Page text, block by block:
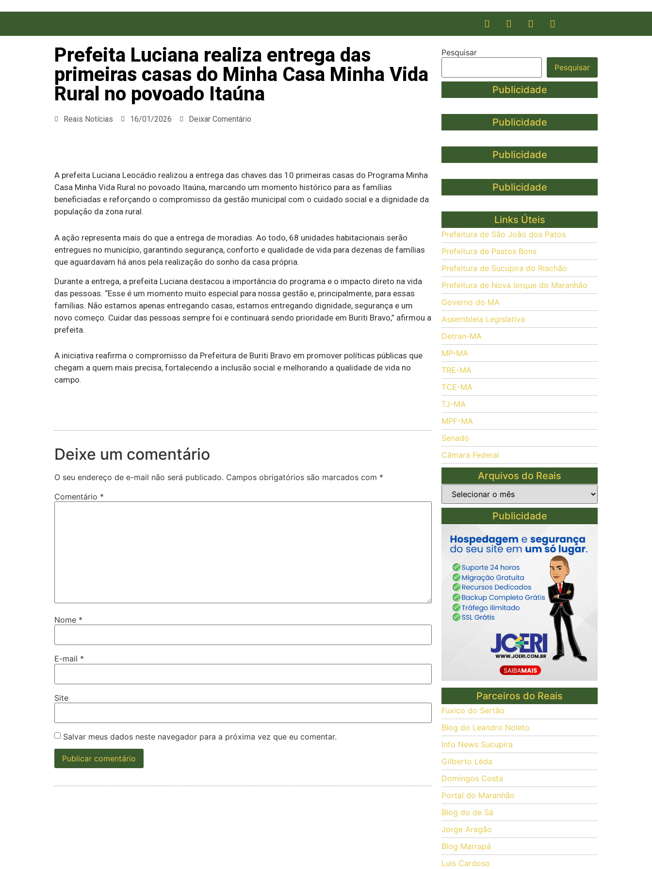
Prefeita Luciana realiza entrega das
primeiras casas do Minha Casa Minha Vida
Rural no povoado Itaúna
Reais Notícias 16/01/2026 Deixar Comentário
A prefeita Luciana Leocádio realizou a entrega das chaves das 10 primeiras casas do Programa Minha
Casa Minha Vida Rural no povoado Itaúna, marcando um momento histórico para as famílias
beneficiadas e reforçando o compromisso da gestão municipal com o cuidado social e a dignidade da
população da zona rural.
A ação representa mais do que a entrega de moradias. Ao todo, 68 unidades habitacionais serão
entregues no município, garantindo segurança, conforto e qualidade de vida para dezenas de famílias
que aguardavam há anos pela realização do sonho da casa própria.
Durante a entrega, a prefeita Luciana destacou a importância do programa e o impacto direto na vida
das pessoas. “Esse é um momento muito especial para nossa gestão e, principalmente, para essas
famílias. Não estamos apenas entregando casas, estamos entregando dignidade, segurança e um
novo começo. Cuidar das pessoas sempre foi e continuará sendo prioridade em Buriti Bravo,” afirmou a
prefeita.
A iniciativa reafirma o compromisso da Prefeitura de Buriti Bravo em promover políticas públicas que
chegam a quem mais precisa, fortalecendo a inclusão social e melhorando a qualidade de vida no
campo.
Deixe um comentário
O seu endereço de e-mail não será publicado. Campos obrigatórios são marcados com *
Comentário *
Nome *
E-mail *
Site
Salvar meus dados neste navegador para a próxima vez que eu comentar.
Pesquisar
Pesquisar
Publicidade
Publicidade
Publicidade
Publicidade
Links Úteis
Prefeitura de São João dos Patos
Prefeitura de Pastos Bons
Prefeitura de Sucupira do Riachão
Prefeitura de Nova Iorque do Maranhão
Governo do MA
Assembleia Legislativa
Detran-MA
MP-MA
TRE-MA
TCE-MA
TJ-MA
MPF-MA
Senado
Câmara Federal
Arquivos do Reais
Publicidade
Parceiros do Reais
Fuxico do Sertão
Blog do Leandro Noleto
Info News Sucupira
Gilberto Léda
Domingos Costa
Portal do Maranhão
Blog do de Sá
Jorge Aragão
Blog Marrapá
Luis Cardoso